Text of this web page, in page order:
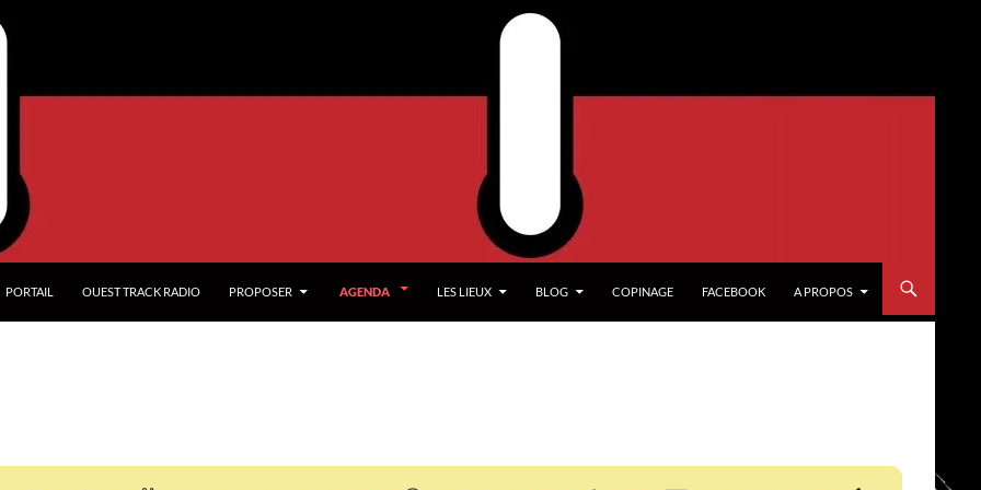
PORTAIL OUEST TRACK RADIO PROPOSER AGENDA LES LIEUX BLOG COPINAGE FACEBOOK A PROPOS